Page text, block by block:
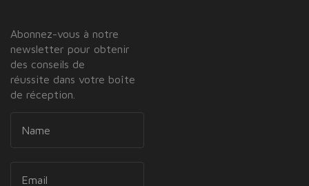
Abonnez-vous à notre
newsletter pour obtenir
des conseils de
réussite dans votre boîte
de réception.